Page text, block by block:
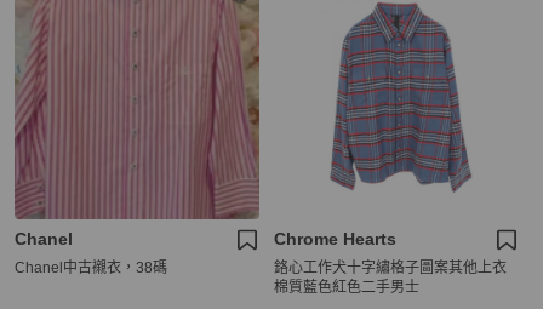
Chanel
Chanel中古襯衣，38碼
Chrome Hearts
鉻心工作犬十字繡格子圖案其他上衣
棉質藍色紅色二手男士